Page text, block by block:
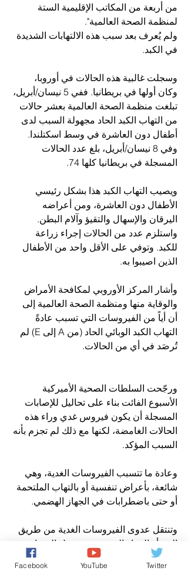
من أربعة من المكاتب الإقليمية الستة
لمنظمة الصحة العالمية".
ولم يُعرف بعد سبب هذه الالتهابات الشديدة
في الكبد.
وسجلت غالبية هذه الحالات في أوروبا،
وكان أولها في بريطانيا. ففي 5 نيسان/أبريل،
تبلغت منظمة الصحة العالمية بعشر حالات
من التهاب الكبد الحاد مجهولة السبب لدى
أطفال دون العاشرة في وسط اسكتلندا.
وفي 8 نيسان/أبريل، بلغ عدد الحالات
المسجلة في بريطانيا كلها 74.
ويصيب التهاب الكبد هذا بشكل رئيسي
الأطفال دون العاشرة، ومن أعراضه
اليرقان والإسهال والتقيؤ وآلام البطن.
واستلزم عدد من الحالات إجراء زراعة
للكبد. وتوفي على الأقل واحد من الأطفال
الذين اصيبوا به.
وأشار المركز الأوروبي لمكافحة الأمراض
والوقاية منها ومنظمة الصحة العالمية إلى
أن أياً من الفيروسات التي تسبب عادةً
التهاب الكبد الوبائي الحاد (من A إلى E) لم
تُرصَد في أي من الحالات.
ورجّحت السلطات الصحية الأميركية
الأسبوع الفائت بناء على تحاليل للإصابات
المسجلة أن يكون فيروس غدي وراء هذه
الحالات الغامضة، لكنها مع ذلك لم تجزم بأنه
السبب المؤكد.
وعادة ما تتسبب الفيروسات الغدية، وهي
شائعة، بأعراض تنفسية أو بالتهاب الملتحمة
أو حتى باضطرابات في الجهاز الهضمي.
وتنتقل عدوى الفيروسات الغدية من طريق
الفم أو الجهاز التنفسي، وتحصل الذروات
الوبائية عادةً في الشتاء والربيع، وغالباً في
بيئات جماعية، كدور الحضانة والمدارس
Facebook YouTube Twitter